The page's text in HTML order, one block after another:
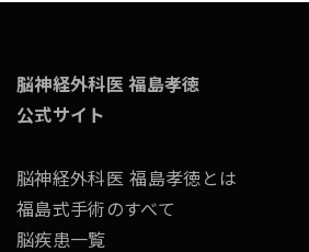
脳神経外科医 福島孝徳
公式サイト
脳神経外科医 福島孝徳とは
福島式手術のすべて
脳疾患一覧